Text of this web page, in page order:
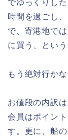
でゆっくりし
時間を過ごし
で、寄港地で
に買う、とい
もう絶対行か
お値段の内訳
会員はポイン
す。更に、船